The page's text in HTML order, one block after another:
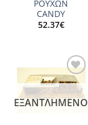
ΡΟΥΧΩΝ
CANDY
52.37€
Add to
wishlist
ΕΞΑΝΤΛΗΜΈΝΟ